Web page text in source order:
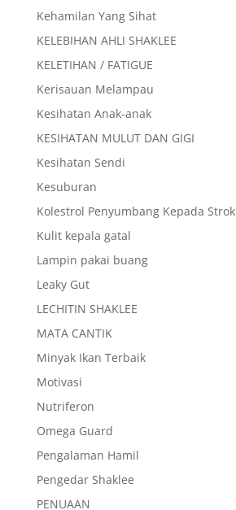
Kehamilan Yang Sihat
KELEBIHAN AHLI SHAKLEE
KELETIHAN / FATIGUE
Kerisauan Melampau
Kesihatan Anak-anak
KESIHATAN MULUT DAN GIGI
Kesihatan Sendi
Kesuburan
Kolestrol Penyumbang Kepada Strok
Kulit kepala gatal
Lampin pakai buang
Leaky Gut
LECHITIN SHAKLEE
MATA CANTIK
Minyak Ikan Terbaik
Motivasi
Nutriferon
Omega Guard
Pengalaman Hamil
Pengedar Shaklee
PENUAAN